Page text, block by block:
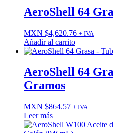
AeroShell 64
MXN $4,620.76 + IVA
Añadir al carrito
AeroShell 64
Gramos
MXN $864.57 + IVA
Leer más